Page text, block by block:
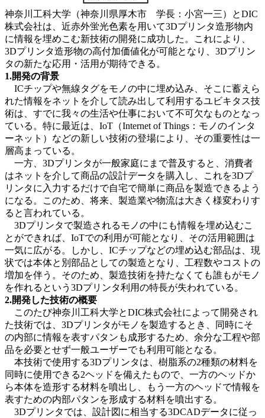
神奈川工科大学（神奈川県厚木市 学長：小宮一三）とDIC
株式会社は、近赤外蛍光色素を用いて3Dプリンタ造形物内
に情報を埋めこむ新技術の開発に成功した。これにより、
3Dプリンタ造形物の高付加価値化が可能となり、3Dプリン
タの新たな応用・活用が期待できる。
1.開発の背景
ICチップや無線タグをモノの中に埋め込み、そこに蓄えら
れた情報をネットを介して読み出して利用するユビキタス技
術は、すでに我々の生活や仕事において不可欠なものとなっ
ている。特に最近は、IoT（Internet of Things：モノのインタ
ーネット）などの新しい技術の登場により、その重要性は一
層高まっている。
一方、3Dプリンタが一般家庭にまで普及すると、消費者
はネットを介して商品の設計データを購入し、これを3Dプ
リンタに入力するだけで自宅で簡単に商品を製造できるよう
になる。このため、将来、製造業や物流は大きく様変わりす
ると言われている。
3Dプリンタで製造されるモノの中にも情報を埋め込むこ
とができれば、IoTでの利用が可能となり、その活用範囲は
一気に広がる。しかし、ICチップなどの埋め込む部品は、現
状では本体と別部品としての製造となり、工程数やコストの
増加を伴う。そのため、製造技術を持たなくても誰もがモノ
を作れるという3Dプリンタ利用の特長が失われている。
2.開発した技術の概要
このたび神奈川工科大学とDIC株式会社によって開発され
た技術では、3Dプリンタがモノを製造するとき、同時にそ
の内部に情報を表すパタンも成形するため、余分な工程や部
品を必要とせず一般ユーザーでも利用可能となる。
本技術で使用する3Dプリンタは、樹脂系の2種類の材料を
同時に使用できる2ヘッドを備えたもので、一方のヘッドか
ら本体を造形する材料を噴出し、もう一方のヘッドで情報を
表すための内部パタンを形成する材料を噴出する。
3Dプリンタでは、設計図に相当する3DCADデータに従っ